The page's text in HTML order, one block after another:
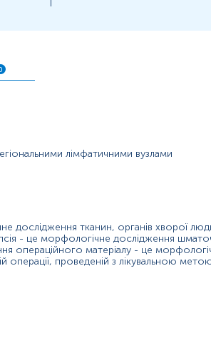
необхідно надати відповідне
лімфатичними вузлами
дослідження тканин, органів хворої
- це морфологічне дослідження
операційного матеріалу - це
операції, проведеній з лікувальною